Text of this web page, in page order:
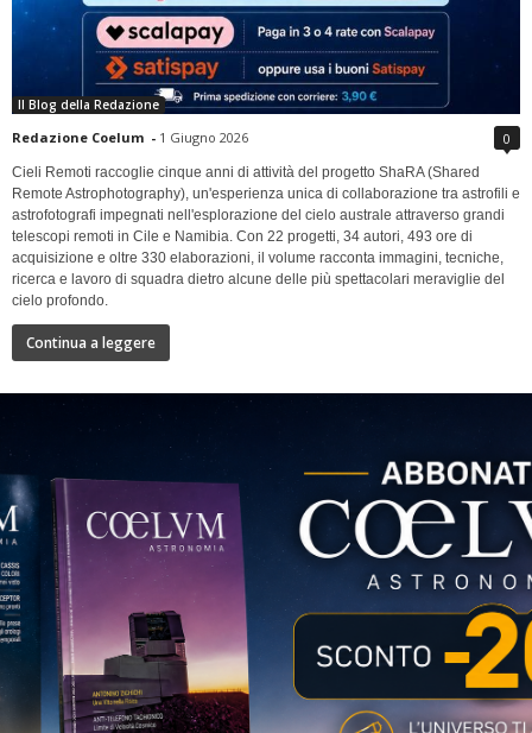
Il Blog della Redazione
Redazione Coelum - 1 Giugno 2026 0
Cieli Remoti raccoglie cinque anni di attività del progetto ShaRA (Shared
Remote Astrophotography), un'esperienza unica di collaborazione tra astrofili e
astrofotografi impegnati nell'esplorazione del cielo australe attraverso grandi
telescopi remoti in Cile e Namibia. Con 22 progetti, 34 autori, 493 ore di
acquisizione e oltre 330 elaborazioni, il volume racconta immagini, tecniche,
ricerca e lavoro di squadra dietro alcune delle più spettacolari meraviglie del
cielo profondo.
Continua a leggere